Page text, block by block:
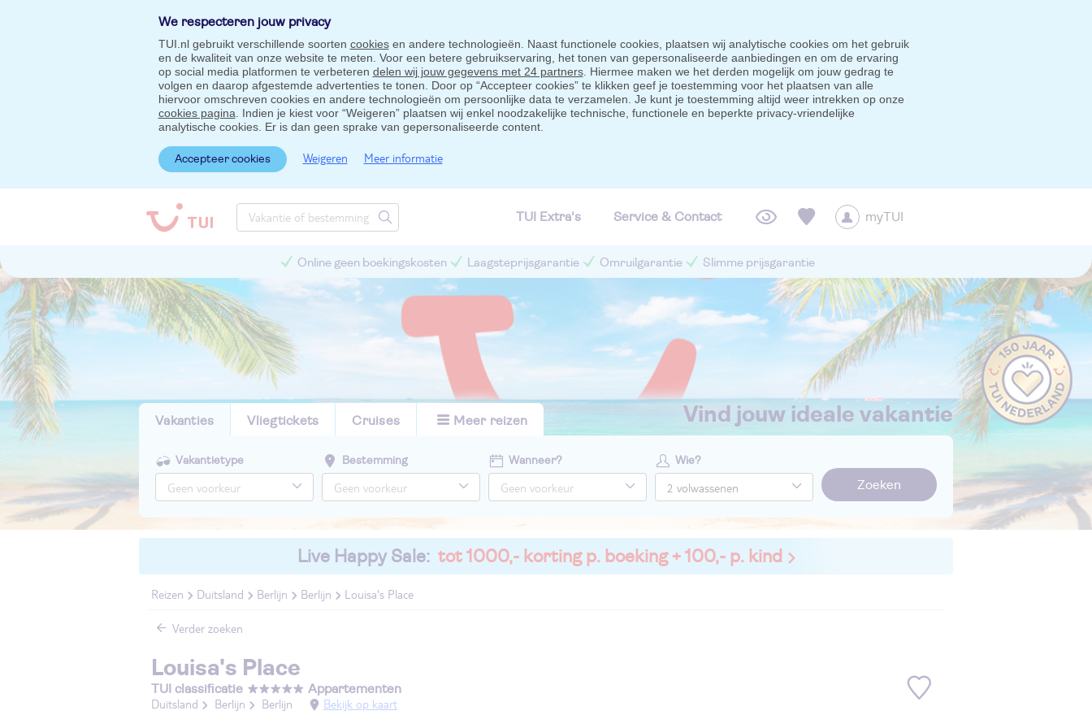
We respecteren jouw privacy
TUI.nl gebruikt verschillende soorten cookiesen andere technologieën. Naast functionele cookies, plaatsen wij analytische cookies om het gebruik
en de kwaliteit van onze website te meten. Voor een betere gebruikservaring, het tonen van gepersonaliseerde aanbiedingen en om de ervaring
op social media platformen te verbeteren delen wij jouw gegevens met 24 partners. Hiermee maken we het derden mogelijk om jouw gedrag te
volgen en daarop afgestemde advertenties te tonen. Door op “Accepteer cookies” te klikken geef je toestemming voor het plaatsen van alle
hiervoor omschreven cookies en andere technologieën om persoonlijke data te verzamelen. Je kunt je toestemming altijd weer intrekken op onze
cookies pagina . Indien je kiest voor “Weigeren” plaatsen wij enkel noodzakelijke technische, functionele en beperkte privacy-vriendelijke
analytische cookies. Er is dan geen sprake van gepersonaliseerde content.
Accepteer cookies Weigeren Meer informatie
TUI Extra's Service & Contact myTUI
Online geen boekingskosten Laagsteprijsgarantie Omruilgarantie Slimme prijsgarantie
Vakanties Vliegtickets Cruises Meer reizen vind jouw ideale vakantie
Vakantietype Bestemming Wanneer? Wie?
Zoeken
Live Happy Sale: tot 1000,- korting p. boeking + 100,- p. kind
Reizen Duitsland Berlijn Berlijn Louisa's Place
Verder zoeken
Louisa's Place
TUI classificatie Appartementen
Duitsland Berlijn Berlijn Bekijk op kaart